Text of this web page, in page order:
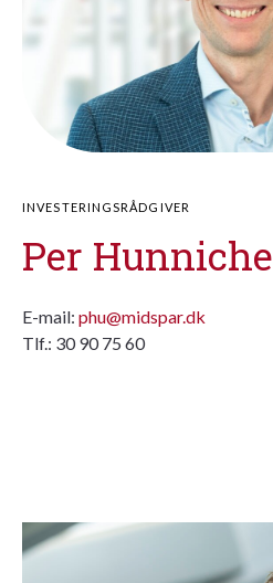
INVESTERINGSRÅDGIVER
Per Hunniche
E-mail: phu@midspar.dk
Tlf.: 30 90 75 60